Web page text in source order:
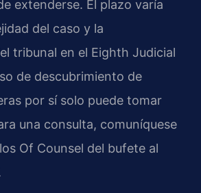
extenderse. El plazo varía
del caso y la
tribunal en el Eighth Judicial
de descubrimiento de
por sí solo puede tomar
una consulta, comuníquese
Of Counsel del bufete al